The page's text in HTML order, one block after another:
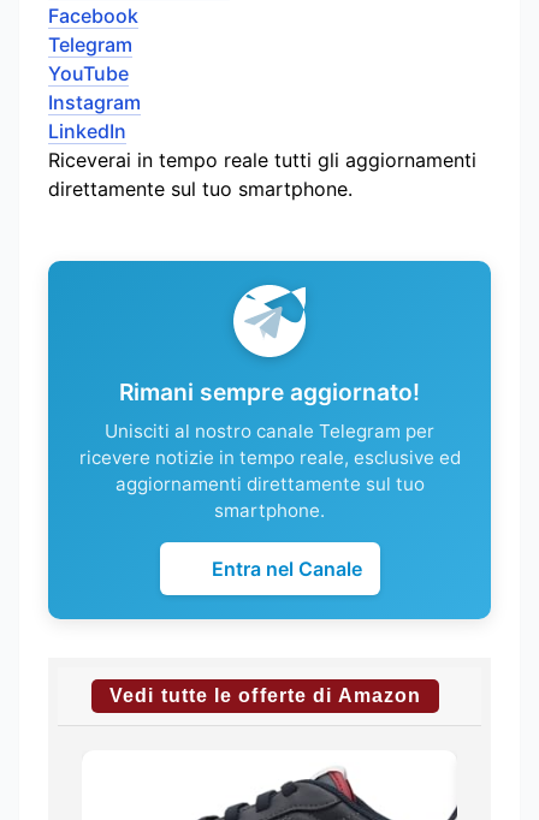
Facebook
Telegram
YouTube
Instagram
LinkedIn
Riceverai in tempo reale tutti gli aggiornamenti
direttamente sul tuo smartphone.
Rimani sempre aggiornato!
Unisciti al nostro canale Telegram per
ricevere notizie in tempo reale, esclusive ed
aggiornamenti direttamente sul tuo
smartphone.
Entra nel Canale